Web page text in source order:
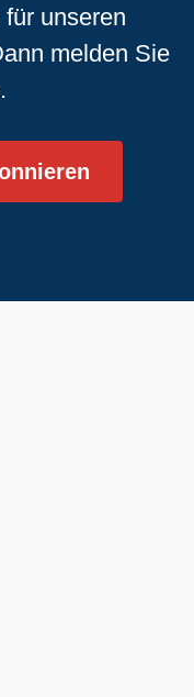
unseren
melden Sie